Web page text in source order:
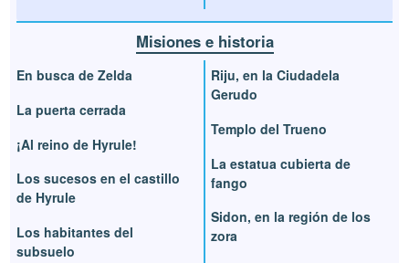
Misiones e historia
En busca de Zelda
La puerta cerrada
¡Al reino de Hyrule!
Los sucesos en el castillo
de Hyrule
Los habitantes del
subsuelo
Riju, en la Ciudadela
Gerudo
Templo del Trueno
La estatua cubierta de
fango
Sidon, en la región de los
zora